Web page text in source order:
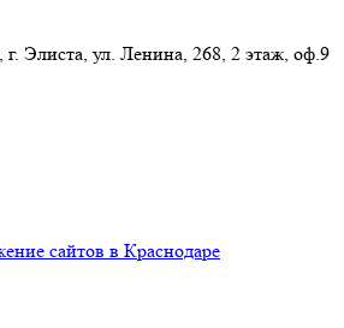
г. Элиста, ул. Ленина, 268, 2 этаж, оф.9